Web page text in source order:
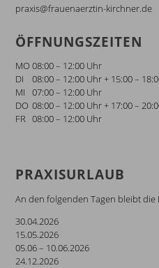
praxis@frauenaerztin-kirchner.de
ÖFFNUNGSZEITEN
MO 08:00 – 12:00 Uhr
DI
08:00 – 12:00 Uhr+ 15:00 –
MI
07:00 – 12:00 Uhr
DO 08:00 – 12:00 Uhr+ 17:00 –
FR 08:00 – 12:00 Uhr
PRAXISURLAUB
An den folgenden Tagen bleibt die
30.04.2026
15.05.2026
05.06 – 10.06.2026
24.12.2026